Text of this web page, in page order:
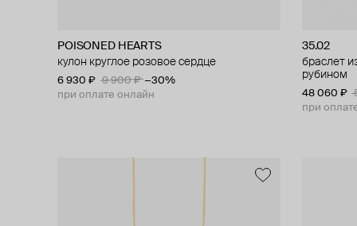
POISONED HEARTS
кулон круглое розовое сердце
6 930 ₽ 9 900 ₽ −30%
при оплате онлайн
35.02
браслет
рубином
48 060 ₽
при